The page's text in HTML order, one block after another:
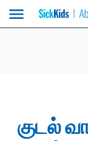
menu
குடல்